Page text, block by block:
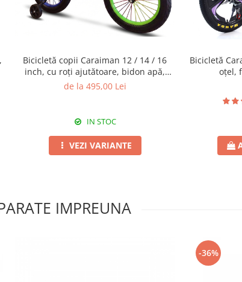
Bicicletă copii Caraiman 12 / 14 / 16
inch, cu roți ajutătoare, bidon apă,
verde
de la 495,00 Lei
IN STOC
VEZI VARIANTE
Bicicletă
oțel,
IMPREUNA
-36%